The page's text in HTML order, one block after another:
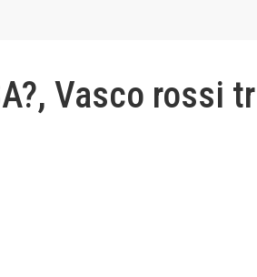
Vasco rossi